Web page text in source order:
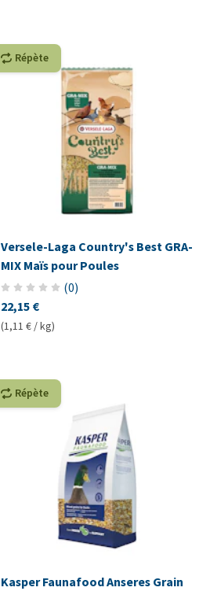
Répète
Versele-Laga Country's Best GRA-
MIX Maïs pour Poules
(0)
22,15 €
(1,11 € / kg)
Répète
Kasper Faunafood Anseres Grain